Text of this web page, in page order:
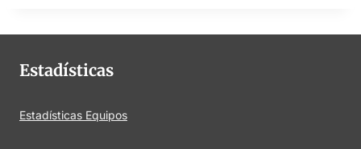
Estadísticas
Estadísticas Equipos